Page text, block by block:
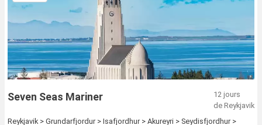
Seven Seas Mariner
12 jours
de Reykjavik
Reykjavik > Grundarfjordur > Isafjordhur > Akureyri > Seydisfjordhur >